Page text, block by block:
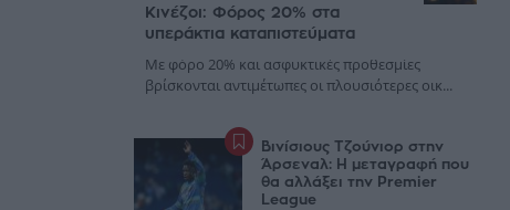
Κινέζοι: Φόρος 20% στα
υπεράκτια καταπιστεύματα
Με φόρο 20% και ασφυκτικές προθεσμίες
βρίσκονται αντιμέτωπες οι πλουσιότερες οικ...
Βινίσιους Τζούνιορ στην
Άρσεναλ: Η μεταγραφή που
θα αλλάξει την Premier
League